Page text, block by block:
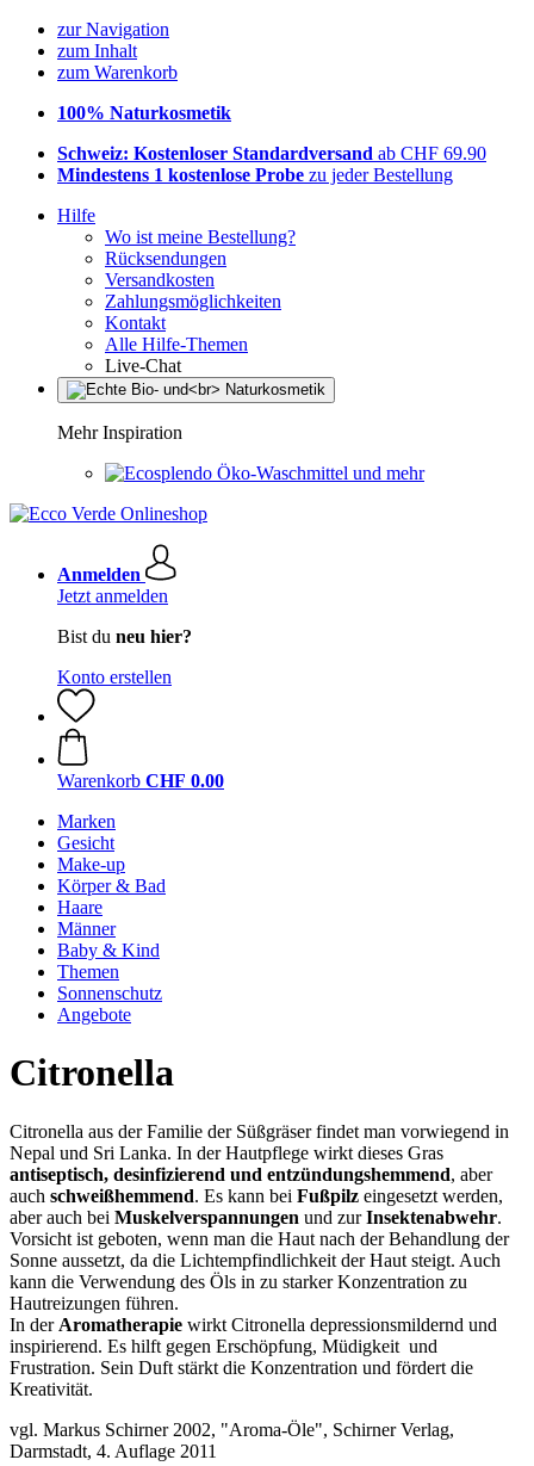
zur Navigation
zum Inhalt
zum Warenkorb
100% Naturkosmetik
Schweiz: Kostenloser Standardversand ab CHF 69.90
Mindestens 1 kostenlose Probe zu jeder Bestellung
Hilfe
Wo ist meine Bestellung?
Rücksendungen
Versandkosten
Zahlungsmöglichkeiten
Kontakt
Alle Hilfe-Themen
Live-Chat
Mehr Inspiration
Öko-Waschmittel und mehr
Anmelden
Jetzt anmelden
Bist du neu hier?
Konto erstellen
Warenkorb CHF 0.00
Marken
Gesicht
Make-up
Körper & Bad
Haare
Männer
Baby & Kind
Themen
Sonnenschutz
Angebote
Citronella
Citronella aus der Familie der Süßgräser findet man vorwiegend in
Nepal und Sri Lanka. In der Hautpflege wirkt dieses Gras
antiseptisch, desinfizierend und entzündungshemmend, aber
auch schweißhemmend. Es kann bei Fußpilz eingesetzt werden,
aber auch bei Muskelverspannungen und zurInsektenabwehr.
Vorsicht ist geboten, wenn man die Haut nach der Behandlung der
Sonne aussetzt, da die Lichtempfindlichkeit der Haut steigt. Auch
kann die Verwendung des Öls in zu starker Konzentration zu
Hautreizungen führen.
In der Aromatherapie wirkt Citronella depressionsmildernd und
inspirierend. Es hilft gegen Erschöpfung, Müdigkeit und
Frustration. Sein Duft stärkt die Konzentration und fördert die
Kreativität.
vgl. Markus Schirner 2002, "Aroma-Öle", Schirner Verlag,
Darmstadt, 4. Auflage 2011